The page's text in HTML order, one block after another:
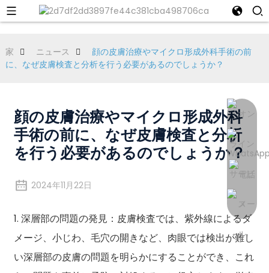
家 ニュース
顔の皮膚治療やマイクロ形成外科手術の前
に、なぜ皮膚検査と分析を行う必要があるのでしょうか？
顔の皮膚治療やマイクロ形成外科
手術の前に、なぜ皮膚検査と分析
を行う必要があるのでしょうか？
2024年11月22日
1. 深層部の問題の発見：皮膚検査では、紫外線によるダ
メージ、小じわ、毛穴の開きなど、肉眼では検出が難し
い深層部の皮膚の問題を明らかにすることができ、これ